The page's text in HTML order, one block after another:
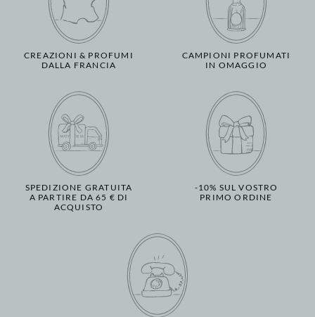
CREAZIONI & PROFUMI
DALLA FRANCIA
CAMPIONI PROFUMATI
IN OMAGGIO
SPEDIZIONE GRATUITA
A PARTIRE DA 65 € DI
ACQUISTO
-10% SUL VOSTRO
PRIMO ORDINE